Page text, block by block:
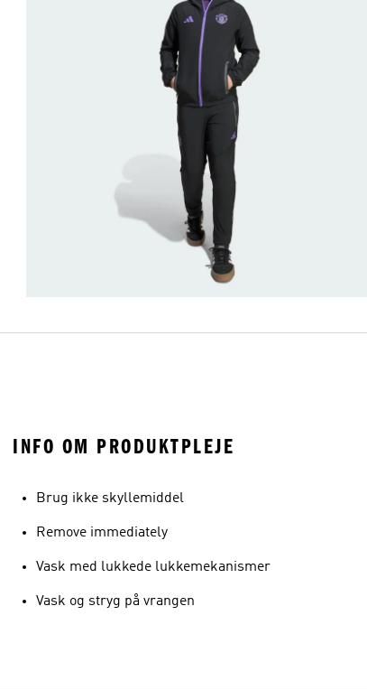
INFO OM PRODUKTPLEJE
Brug ikke skyllemiddel
Remove immediately
Vask med lukkede lukkemekanismer
Vask og stryg på vrangen